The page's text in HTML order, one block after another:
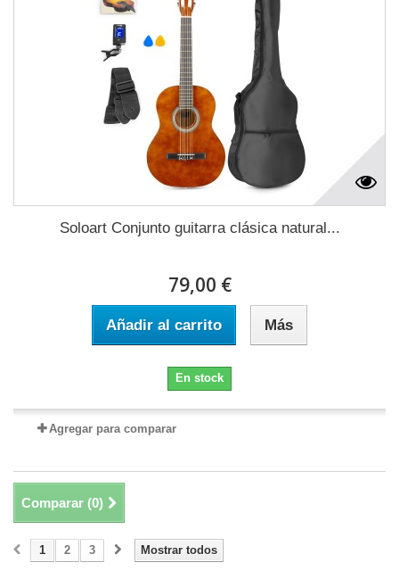
Soloart Conjunto guitarra clásica natural...
79,00 €
Añadir al carrito Más
En stock
Agregar para comparar
Comparar (0)
Mostrar todos
1 2 3